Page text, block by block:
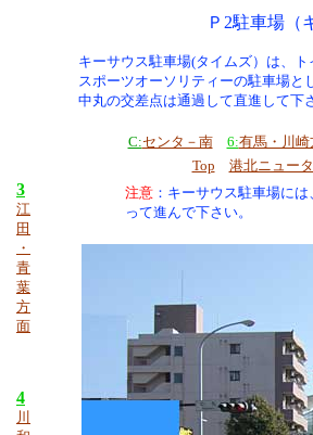
Ｐ2駐車場（
キーサウス駐車場(タイムズ）は、ト
スポーツオーソリティーの駐車場と
中丸の交差点は通過して直進して下
C:センタ－南 6:有馬・川崎
Top
港北ニュー
3
江
田
・
青
葉
方
面
4
川
注意 ：キーサウス駐車場に
って進んで下さい。